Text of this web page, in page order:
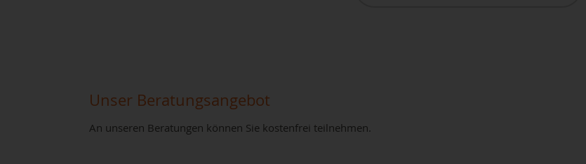
Unser Beratungsangebot
An unseren Beratungen können Sie kostenfrei teilnehmen.